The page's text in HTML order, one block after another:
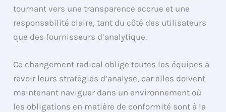
tournant vers une transparence accrue et une
responsabilité claire, tant du côté des utilisateurs
que des fournisseurs d’analytique.
Ce changement radical oblige toutes les équipes à
revoir leurs stratégies d’analyse, car elles doivent
maintenant naviguer dans un environnement où
les obligations en matière de conformité sont à la